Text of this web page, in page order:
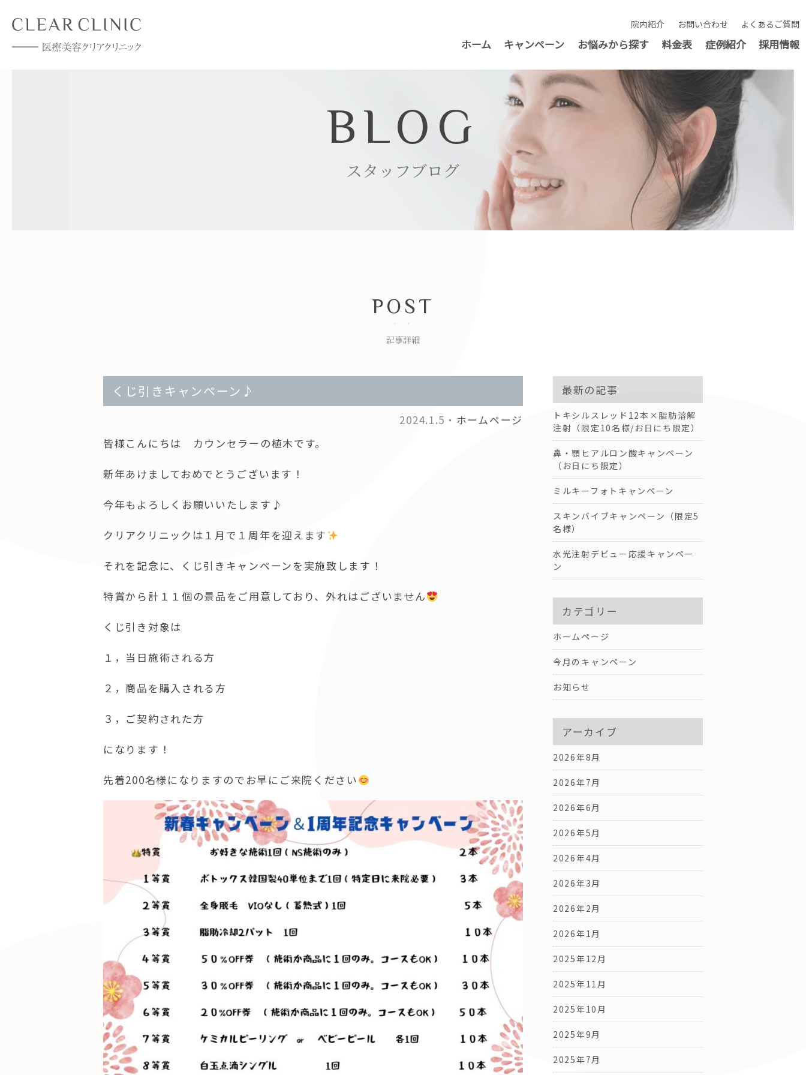
院内紹介 お問い合わせ よくあるご質問
ホーム キャンペーン お悩みから探す 料金表 症例紹介 採用情報
BLOG
スタッフブログ
POST
記事詳細
くじ引きキャンペーン♪
2024.1.5・ ホームページ
皆様こんにちは カウンセラーの植木です。
新年あけましておめでとうございます！
今年もよろしくお願いいたします♪
クリアクリニックは１月で１周年を迎えます
それを記念に、くじ引きキャンペーンを実施致します！
特賞から計１１個の景品をご用意しており、外れはございません
くじ引き対象は
１，当日施術される方
２，商品を購入される方
３，ご契約された方
になります！
先着200名様になりますのでお早にご来院ください
最新の記事
トキシルスレッド12本×脂肪溶解
注射（限定10名様/お日にち限定）
鼻・顎ヒアルロン酸キャンペーン
（お日にち限定）
ミルキーフォトキャンペーン
スキンバイブキャンペーン（限定5
名様）
水光注射デビュー応援キャンペー
ン
カテゴリー
ホームページ
今月のキャンペーン
お知らせ
アーカイブ
2026年8月
2026年7月
2026年6月
2026年5月
2026年4月
2026年3月
2026年2月
2026年1月
2025年12月
2025年11月
2025年10月
2025年9月
2025年7月